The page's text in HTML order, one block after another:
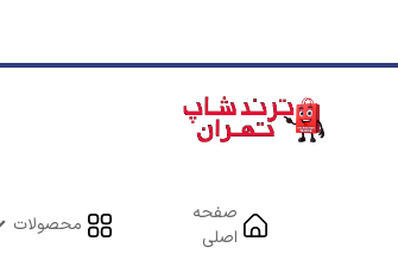
صفحه
اصلی
محصولات